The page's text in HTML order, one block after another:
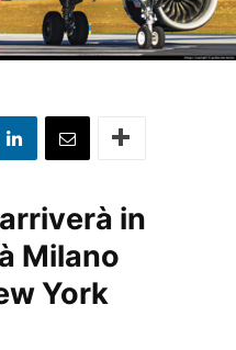
in
Milano
York